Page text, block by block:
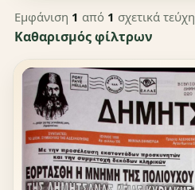
Εμφάνιση 1 από 1 σχετικά τεύχη
Καθαρισμός φίλτρων